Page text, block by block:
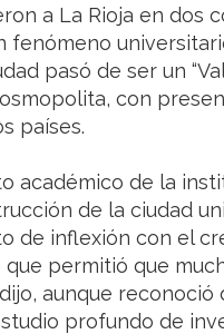
a La Rioja en dos
fenómeno
pasó de ser un
con
países.
académico de la
de la ciudad
de inflexión con el
permitió que
aunque
profundo de